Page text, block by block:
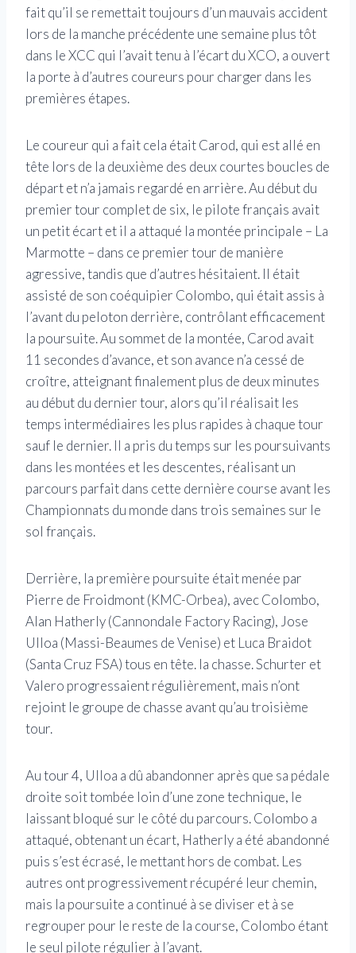
fait qu’il se remettait toujours d’un mauvais accident
lors de la manche précédente une semaine plus tôt
dans le XCC qui l’avait tenu à l’écart du XCO, a ouvert
la porte à d’autres coureurs pour charger dans les
premières étapes.
Le coureur qui a fait cela était Carod, qui est allé en
tête lors de la deuxième des deux courtes boucles de
départ et n’a jamais regardé en arrière. Au début du
premier tour complet de six, le pilote français avait
un petit écart et il a attaqué la montée principale – La
Marmotte – dans ce premier tour de manière
agressive, tandis que d’autres hésitaient. Il était
assisté de son coéquipier Colombo, qui était assis à
l’avant du peloton derrière, contrôlant efficacement
la poursuite. Au sommet de la montée, Carod avait
11 secondes d’avance, et son avance n’a cessé de
croître, atteignant finalement plus de deux minutes
au début du dernier tour, alors qu’il réalisait les
temps intermédiaires les plus rapides à chaque tour
sauf le dernier. Il a pris du temps sur les poursuivants
dans les montées et les descentes, réalisant un
parcours parfait dans cette dernière course avant les
Championnats du monde dans trois semaines sur le
sol français.
Derrière, la première poursuite était menée par
Pierre de Froidmont (KMC-Orbea), avec Colombo,
Alan Hatherly (Cannondale Factory Racing), Jose
Ulloa (Massi-Beaumes de Venise) et Luca Braidot
(Santa Cruz FSA) tous en tête. la chasse. Schurter et
Valero progressaient régulièrement, mais n’ont
rejoint le groupe de chasse avant qu’au troisième
tour.
Au tour 4, Ulloa a dû abandonner après que sa pédale
droite soit tombée loin d’une zone technique, le
laissant bloqué sur le côté du parcours. Colombo a
attaqué, obtenant un écart, Hatherly a été abandonné
puis s’est écrasé, le mettant hors de combat. Les
autres ont progressivement récupéré leur chemin,
mais la poursuite a continué à se diviser et à se
regrouper pour le reste de la course, Colombo étant
le seul pilote régulier à l’avant.